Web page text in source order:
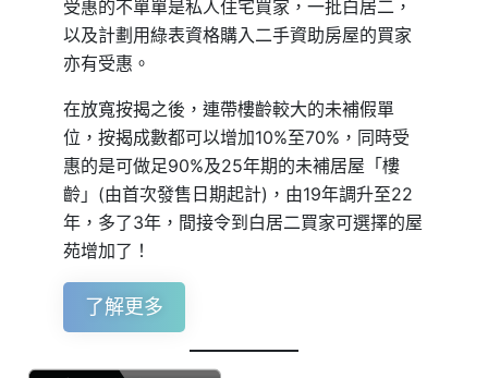
受惠的不單單是私人住宅買家，一批白居二，
以及計劃用綠表資格購入二手資助房屋的買家
亦有受惠。
在放寬按揭之後，連帶樓齡較大的未補假單
位，按揭成數都可以增加10%至70%，同時受
惠的是可做足90%及25年期的未補居屋「樓
齡」(由首次發售日期起計)，由19年調升至22
年，多了3年，間接令到白居二買家可選擇的屋
苑增加了！
了解更多